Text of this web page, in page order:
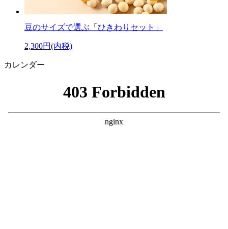
豆のサイズで選ぶ「ひきわりセット」
2,300円(内税)
カレンダー